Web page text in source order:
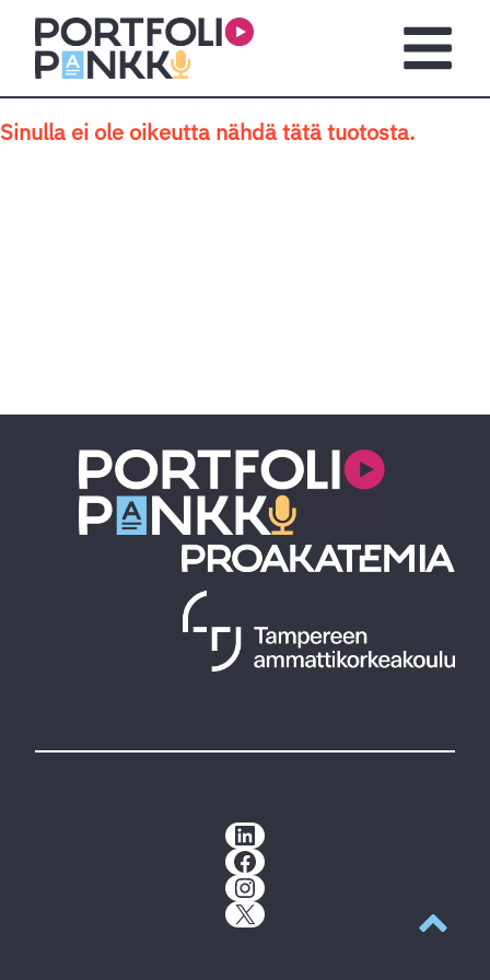
Siirry sisältöön
Sinulla ei ole oikeutta nähdä tätä tuotosta.
LinkedIn
Facebook
Instagram
X
Takaisin